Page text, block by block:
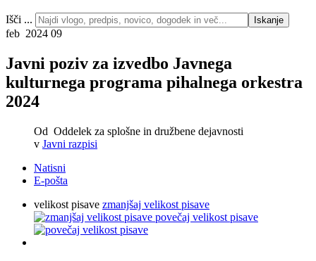
Išči ... Iskanje
feb 2024 09
Javni poziv za izvedbo Javnega
kulturnega programa pihalnega orkestra
2024
Od Oddelek za splošne in družbene dejavnosti
v Javni razpisi
Natisni
E-pošta
velikost pisave zmanjšaj velikost pisave
povečaj velikost pisave